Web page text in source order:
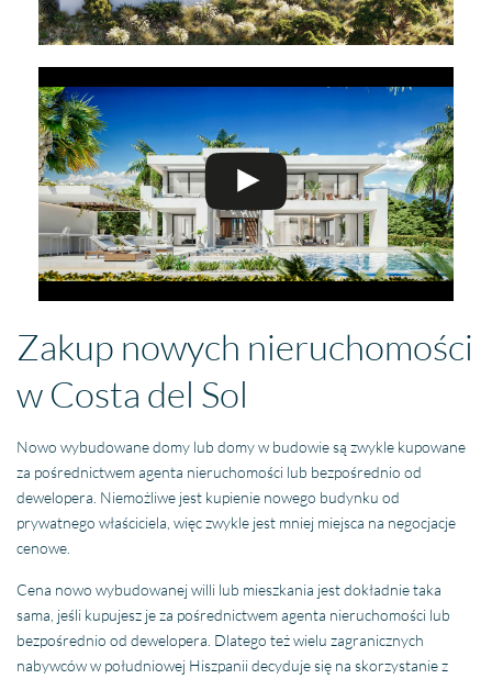
Zakup nowych nieruchomości
w Costa del Sol
Nowo wybudowane domy lub domy w budowie są zwykle kupowane
za pośrednictwem agenta nieruchomości lub bezpośrednio od
dewelopera. Niemożliwe jest kupienie nowego budynku od
prywatnego właściciela, więc zwykle jest mniej miejsca na negocjacje
cenowe.
Cena nowo wybudowanej willi lub mieszkania jest dokładnie taka
sama, jeśli kupujesz je za pośrednictwem agenta nieruchomości lub
bezpośrednio od dewelopera. Dlatego też wielu zagranicznych
nabywców w południowej Hiszpanii decyduje się na skorzystanie z